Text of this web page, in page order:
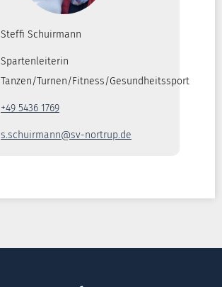
Steffi Schuirmann
Spartenleiterin
Tanzen/Turnen/Fitness/Gesundheitssport
+49 5436 1769
s.schuirmann@sv-nortrup.de